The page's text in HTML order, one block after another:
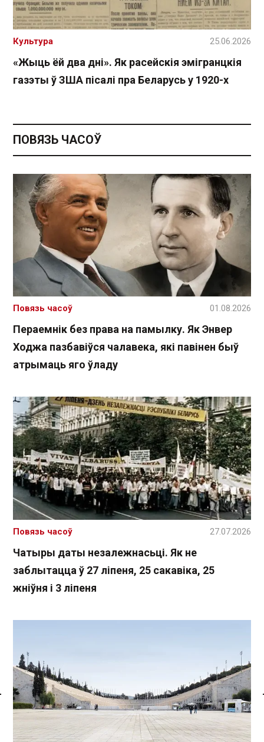
Спасылка без VPN
«Жыць ёй два дні». Як расейскія эмігранцкія
газэты ў ЗША пісалі пра Беларусь у 1920-х
Культура 25.06.2026
ПОВЯЗЬ ЧАСОЎ
Пераемнік без права на памылку. Як Энвер
Ходжа пазбавіўся чалавека, які павінен быў
атрымаць яго ўладу
Повязь часоў 01.08.2026
Чатыры даты незалежнасьці. Як не
заблытацца ў 27 ліпеня, 25 сакавіка, 25
жніўня і 3 ліпеня
Повязь часоў 27.07.2026